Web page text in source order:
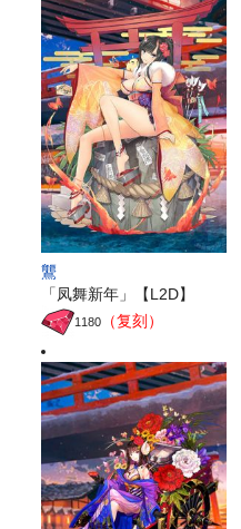
鸗
「凤舞新年」【L2D】
1180 （复刻）